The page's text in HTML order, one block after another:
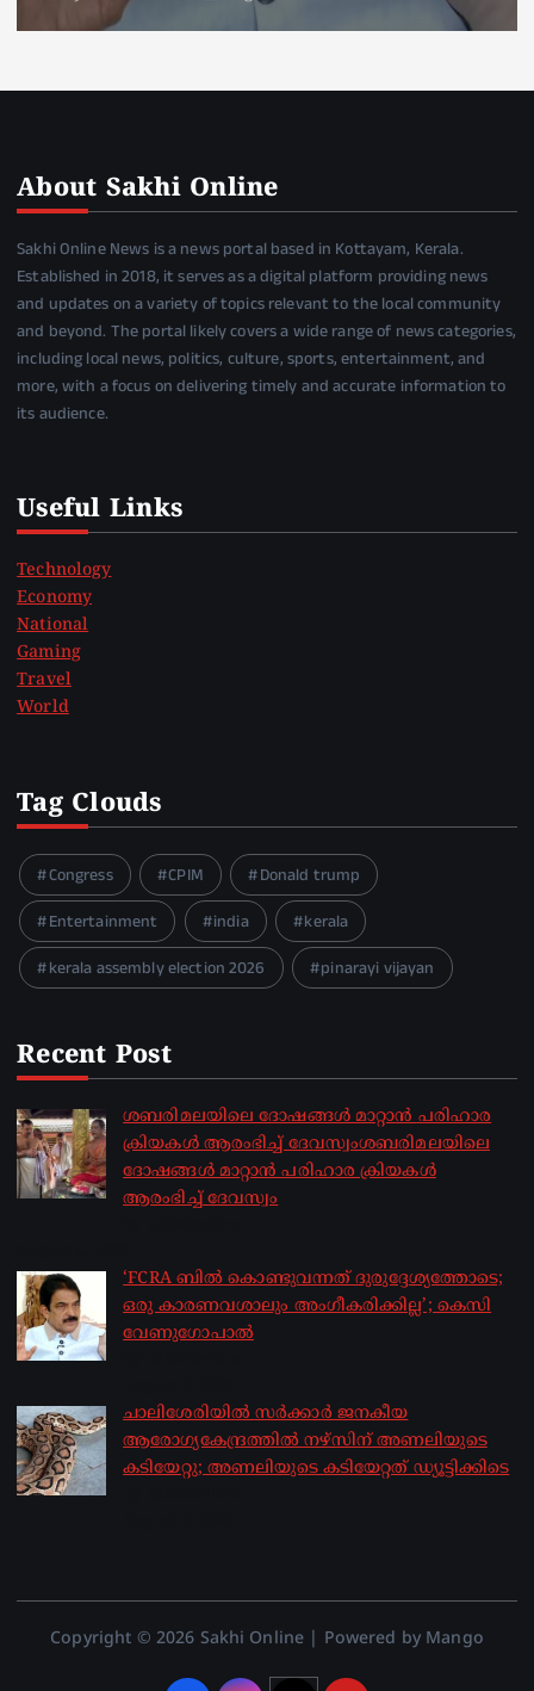
About Sakhi Online
Sakhi Online News is a news portal based in Kottayam, Kerala.
Established in 2018, it serves as a digital platform providing news
and updates on a variety of topics relevant to the local community
and beyond. The portal likely covers a wide range of news categories,
including local news, politics, culture, sports, entertainment, and
more, with a focus on delivering timely and accurate information to
its audience.
Useful Links
Technology
Economy
National
Gaming
Travel
World
Tag Clouds
Congress CPIM
Donald trump
Entertainment
india
kerala
kerala assembly election 2026
pinarayi vijayan
Recent Post
ശബരിമലയിലെ ദോഷങ്ങൾ മാറ്റാൻ പരിഹാര
ക്രിയകൾ ആരംഭിച്ച് ദേവസ്വംശബരിമലയിലെ
ദോഷങ്ങൾ മാറ്റാൻ പരിഹാര ക്രിയകൾ
ആരംഭിച്ച് ദേവസ്വം
‘FCRA ബിൽ കൊണ്ടുവന്നത് ദുരുദ്ദേശ്യത്തോടെ;
ഒരു കാരണവശാലും അം​ഗീകരിക്കില്ല’; കെസി
വേണു​ഗോപാൽ
ചാലിശേരിയില്‍ സര്‍ക്കാര്‍ ജനകീയ
ആരോഗ്യകേന്ദ്രത്തില്‍ നഴ്സിന് അണലിയുടെ
കടിയേറ്റു; അണലിയുടെ കടിയേറ്റത് ഡ്യൂട്ടിക്കിടെ
Copyright © 2026 Sakhi Online | Powered by Mango